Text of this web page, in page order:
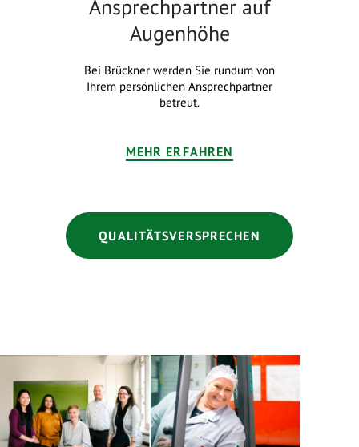
Ansprechpartner auf
Augenhöhe
Bei Brückner werden Sie rundum von
Ihrem persönlichen Ansprechpartner
betreut.
MEHR ERFAHREN
QUALITÄTSVERSPRECHEN